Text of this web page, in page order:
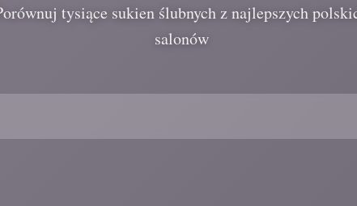
tysiące sukien ślubnych z najlepszych
salonów